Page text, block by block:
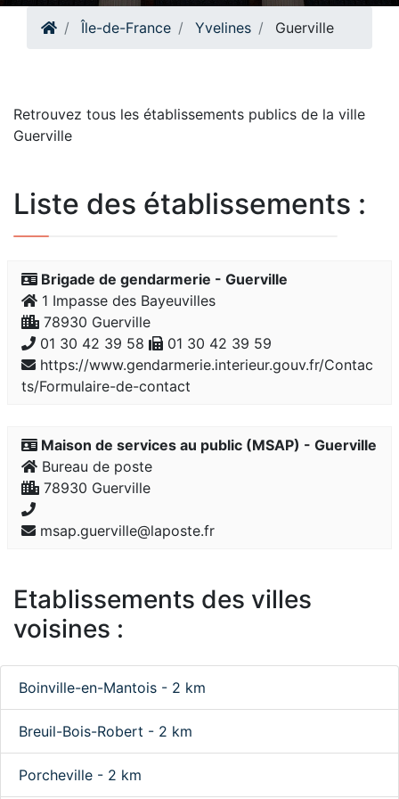
Île-de-France Yvelines Guerville
Retrouvez tous les établissements publics de la ville
Guerville
Liste des établissements :
Brigade de gendarmerie - Guerville
1 Impasse des Bayeuvilles
78930 Guerville
01 30 42 39 58
01 30 42 39 59
https://www.gendarmerie.interieur.gouv.fr/Contac
ts/Formulaire-de-contact
Maison de services au public (MSAP) - Guerville
Bureau de poste
78930 Guerville
msap.guerville@laposte.fr
Etablissements des villes
voisines :
Boinville-en-Mantois - 2 km
Breuil-Bois-Robert - 2 km
Porcheville - 2 km